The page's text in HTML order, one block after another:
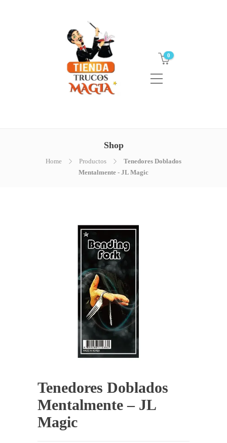
0
Shop
Home Productos
Tenedores Doblados
Mentalmente - JL Magic
Tenedores Doblados
Mentalmente – JL
Magic